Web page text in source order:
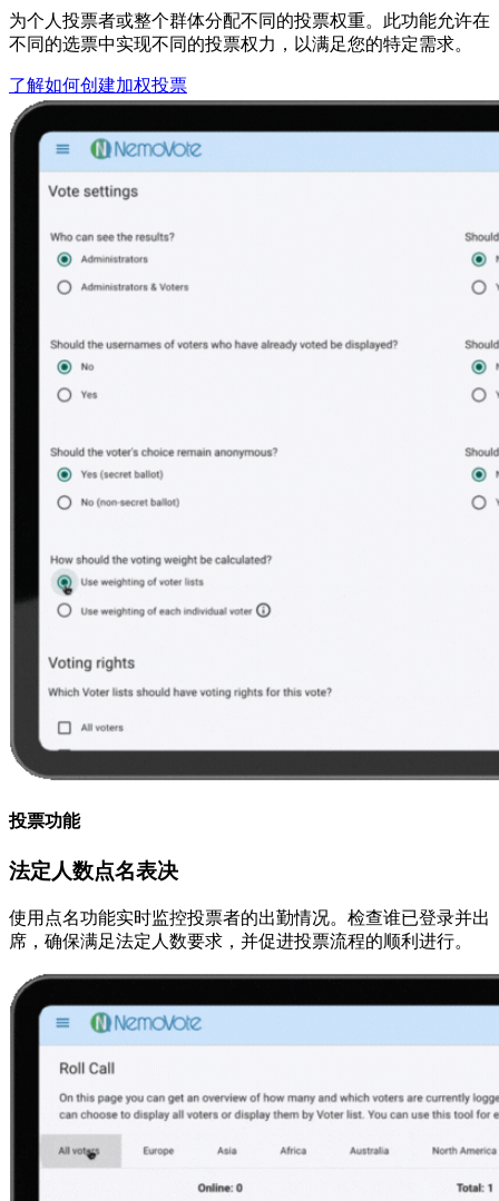
为个人投票者或整个群体分配不同的投票权重。此功能允许在
不同的选票中实现不同的投票权力，以满足您的特定需求。
了解如何创建加权投票
投票功能
法定人数点名表决
使用点名功能实时监控投票者的出勤情况。检查谁已登录并出
席，确保满足法定人数要求，并促进投票流程的顺利进行。